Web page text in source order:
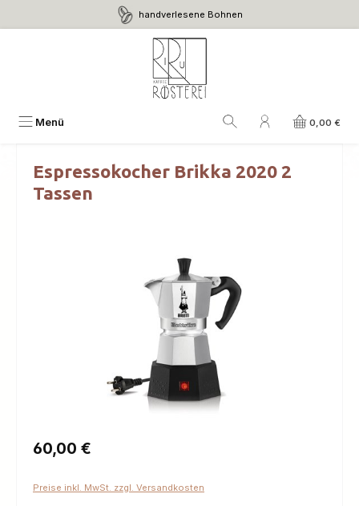
Zum Hauptinhalt springen handverlesene Bohnen
Menü 0,00 €
Espressokocher Brikka 2020 2
Tassen
Regulärer Preis:
60,00 €
Preise inkl. MwSt. zzgl. Versandkosten